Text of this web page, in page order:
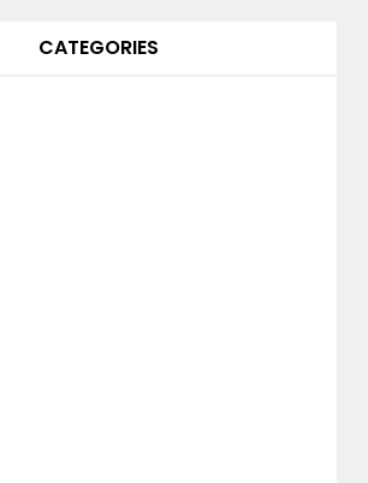
CATEGORIES